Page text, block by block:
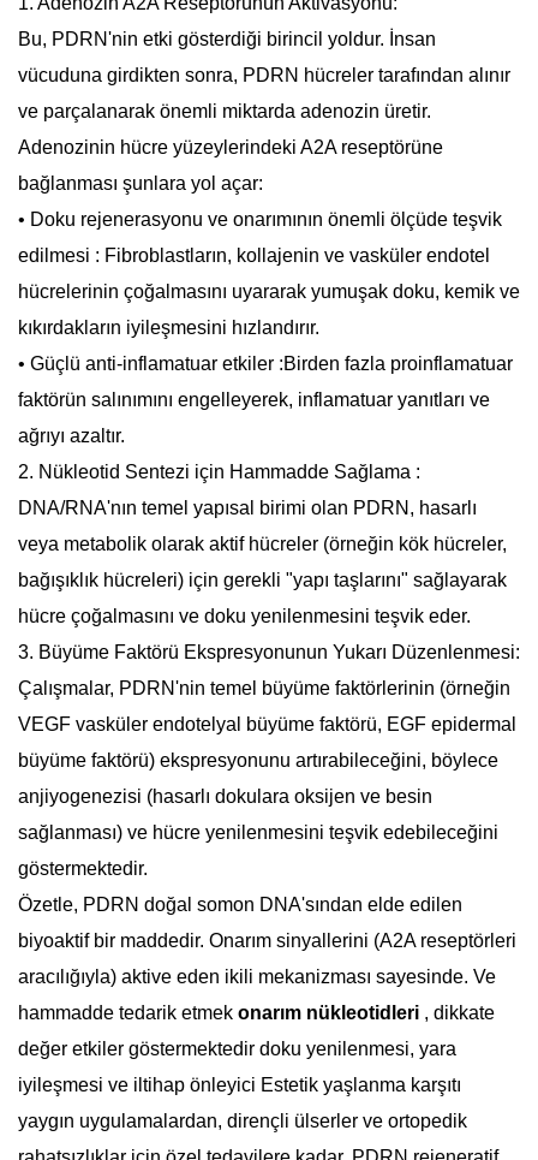
Bu, PDRN'nin etki gösterdiği birincil yoldur. İnsan
vücuduna girdikten sonra, PDRN hücreler tarafından alınır
ve parçalanarak önemli miktarda adenozin üretir.
Adenozinin hücre yüzeylerindeki A2A reseptörüne
bağlanması şunlara yol açar:
• Doku rejenerasyonu ve onarımının önemli ölçüde teşvik
edilmesi : Fibroblastların, kollajenin ve vasküler endotel
hücrelerinin çoğalmasını uyararak yumuşak doku, kemik ve
kıkırdakların iyileşmesini hızlandırır.
• Güçlü anti-inflamatuar etkiler :Birden fazla proinflamatuar
faktörün salınımını engelleyerek, inflamatuar yanıtları ve
ağrıyı azaltır.
2. Nükleotid Sentezi için Hammadde Sağlama :
DNA/RNA'nın temel yapısal birimi olan PDRN, hasarlı
veya metabolik olarak aktif hücreler (örneğin kök hücreler,
bağışıklık hücreleri) için gerekli "yapı taşlarını" sağlayarak
hücre çoğalmasını ve doku yenilenmesini teşvik eder.
3. Büyüme Faktörü Ekspresyonunun Yukarı Düzenlenmesi:
Çalışmalar, PDRN'nin temel büyüme faktörlerinin (örneğin
VEGF vasküler endotelyal büyüme faktörü, EGF epidermal
büyüme faktörü) ekspresyonunu artırabileceğini, böylece
anjiyogenezisi (hasarlı dokulara oksijen ve besin
sağlanması) ve hücre yenilenmesini teşvik edebileceğini
göstermektedir.
Özetle, PDRN doğal somon DNA'sından elde edilen
biyoaktif bir maddedir. Onarım sinyallerini (A2A reseptörleri
aracılığıyla) aktive eden ikili mekanizması sayesinde. Ve
hammadde tedarik etmek onarım nükleotidleri , dikkate
değer etkiler göstermektedir doku yenilenmesi, yara
iyileşmesi ve iltihap önleyici Estetik yaşlanma karşıtı
yaygın uygulamalardan, dirençli ülserler ve ortopedik